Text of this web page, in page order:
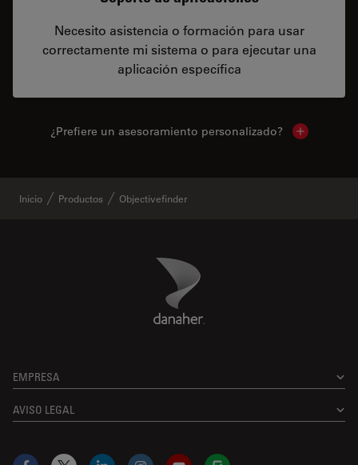
Necesito asistencia o formación para usar
correctamente mi sistema o para ejecutar una
aplicación específica
¿Prefiere un asesoramiento personalizado? Show local
Inicio Productos Objectivefinder
Danaher Logo
EMPRESA
AVISO LEGAL